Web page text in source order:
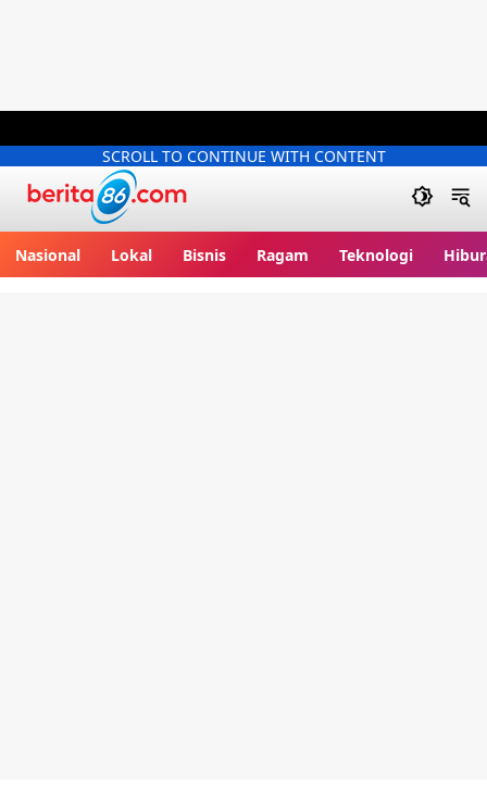
SCROLL TO CONTINUE WITH CONTENT
Nasional Lokal Bisnis Ragam Teknologi